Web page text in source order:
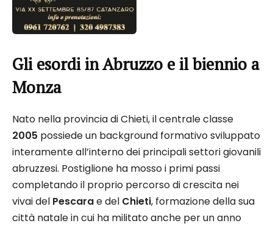
Gli esordi in Abruzzo e il biennio a
Monza
Nato nella provincia di Chieti, il centrale classe
2005 possiede un background formativo sviluppato
interamente all’interno dei principali settori giovanili
abruzzesi. Postiglione ha mosso i primi passi
completando il proprio percorso di crescita nei
vivai del Pescarae del Chieti, formazione della sua
città natale in cui ha militato anche per un anno